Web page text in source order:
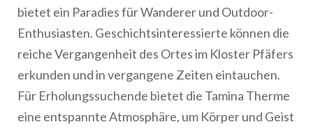
bietet ein Paradies für Wanderer und Outdoor-
Enthusiasten. Geschichtsinteressierte können die
reiche Vergangenheit des Ortes im Kloster Pfäfers
erkunden und in vergangene Zeiten eintauchen.
Für Erholungssuchende bietet die Tamina Therme
eine entspannte Atmosphäre, um Körper und Geist